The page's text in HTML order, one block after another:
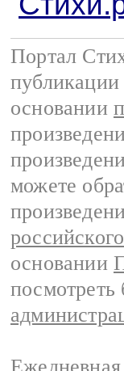
Портал
публикации
основании
можете
основании